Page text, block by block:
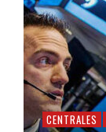
CENTRALES